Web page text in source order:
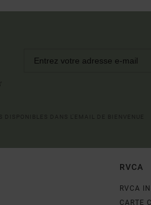
RVCA
RVCA
CARTE